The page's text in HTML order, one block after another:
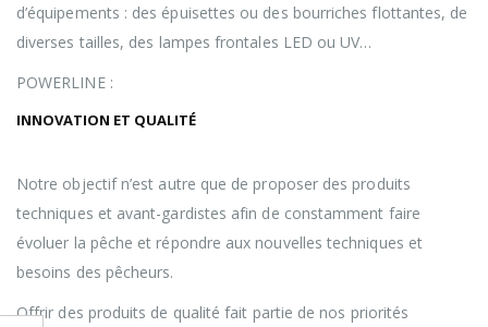
d’équipements : des épuisettes ou des bourriches flottantes, de
diverses tailles, des lampes frontales LED ou UV…
POWERLINE :
INNOVATION ET QUALITÉ
Notre objectif n’est autre que de proposer des produits
techniques et avant-gardistes afin de constamment faire
évoluer la pêche et répondre aux nouvelles techniques et
besoins des pêcheurs.
Offrir des produits de qualité fait partie de nos priorités